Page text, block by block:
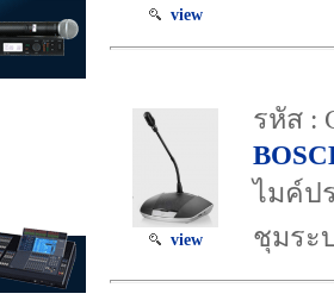
view
view
รหัส :
ไมค์ป
ชุมระ